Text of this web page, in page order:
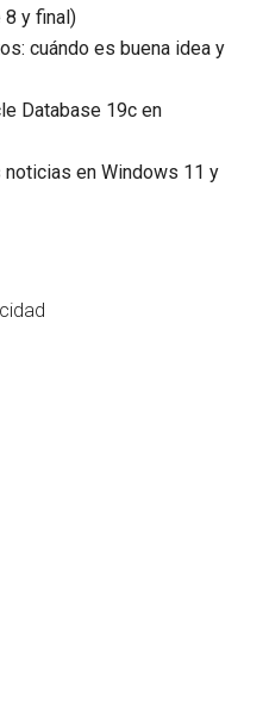
y final)
cuándo es buena idea y
Database 19c en
noticias en Windows 11 y